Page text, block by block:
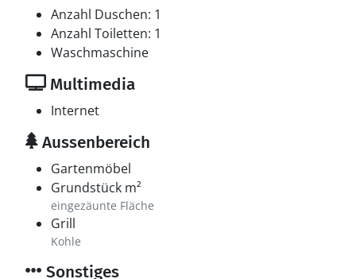
Anzahl Duschen: 1
Anzahl Toiletten: 1
Waschmaschine
Multimedia
Internet
Aussenbereich
Gartenmöbel
Grundstück m²
eingezäunte Fläche
Grill
Kohle
Sonstiges